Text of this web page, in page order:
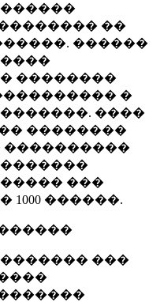
��
������
��������
�
����
��������
����������
���
1000 ������.
���